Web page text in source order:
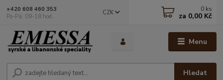
Menu
CZK
Hledat
+420 608 460 353
Po-Pá: 09-18 hod.
0 ks
za 0,00 Kč